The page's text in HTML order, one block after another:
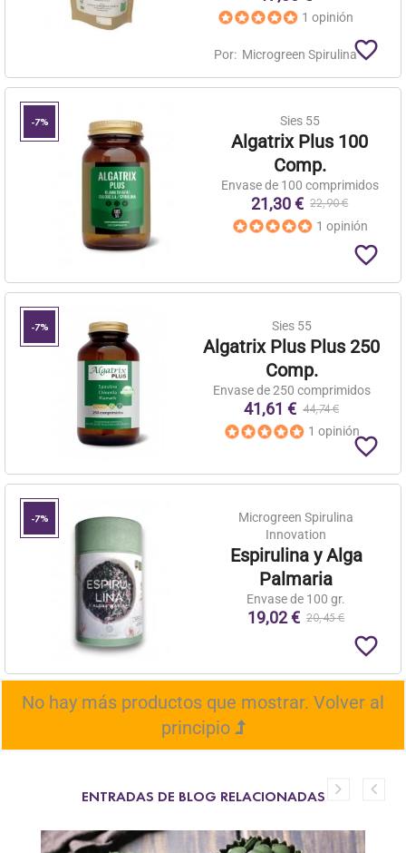
1 opinión
Por: Microgreen Spirulinafavorite_border
-7% Sies 55
Algatrix Plus 100
Comp.
Envase de 100 comprimidos
21,30 € 22,90 €
1 opinión
favorite_border
-7% Sies 55
Algatrix Plus Plus 250
Comp.
Envase de 250 comprimidos
41,61 € 44,74 €
1 opinión
favorite_border
-7%
Microgreen Spirulina
Innovation
Espirulina y Alga
Palmaria
Envase de 100 gr.
19,02 € 20,45 €
favorite_border
No hay más productos que mostrar. Volver al
principio
ENTRADAS DE BLOG RELACIONADAS